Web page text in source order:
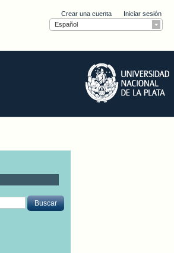
Crear una cuenta
Iniciar sesión
Español
Buscar